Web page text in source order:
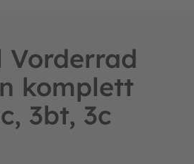
Vorderrad
komplett
3bt, 3c